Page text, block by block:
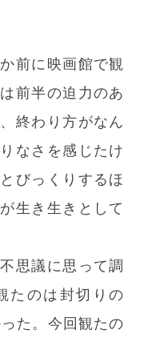
前に映画館で観
前半の迫力のあ
終わり方がなん
なさを感じたけ
びっくりするほ
生き生きとして
思議に思って調
たのは封切りの
た。今回観たの